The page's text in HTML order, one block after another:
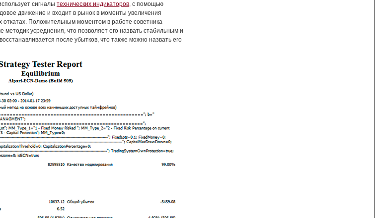
сигналы технических индикаторов, с помощью
движение и входит в рынок в моменты увеличения
откатах. Положительным моментом в работе советника
методик усреднения, что позволяет его назвать стабильным и
после убытков, что также можно назвать его